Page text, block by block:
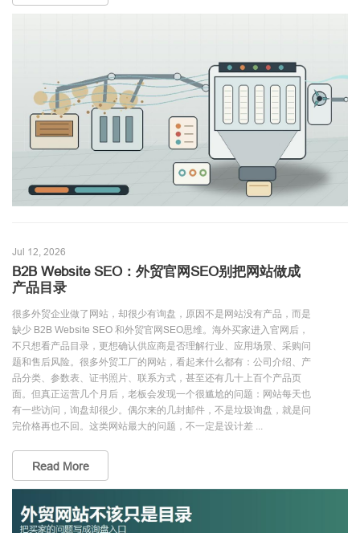
Jul 12, 2026
B2B Website SEO：外贸官网SEO别把网站做成
产品目录
很多外贸企业做了网站，却很少有询盘，原因不是网站没有产品，而是
缺少 B2B Website SEO 和外贸官网SEO思维。海外买家进入官网后，
不只想看产品目录，更想确认供应商是否理解行业、应用场景、采购问
题和售后风险。很多外贸工厂的网站，看起来什么都有：公司介绍、产
品分类、参数表、证书照片、联系方式，甚至还有几十上百个产品页
面。但真正运营几个月后，老板会发现一个很尴尬的问题：网站每天也
有一些访问，询盘却很少。偶尔来的几封邮件，不是垃圾询盘，就是问
完价格再也不回。这类网站最大的问题，不一定是设计差 ...
Read More